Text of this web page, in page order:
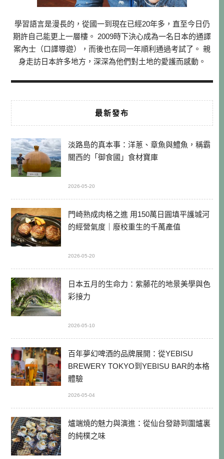
學習語言是漫長的，從國一到現在已經20年多，直至今日仍
期許自己能更上一層樓。 2009時下決心成為一名日本的通譯
案內士（口譯導遊），而後也在同一年順利通過考試了。 親
身走訪日本許多地方，深深為他們對土地的愛護而感動。
最新發布
淡路島的真本事：洋蔥、章魚與鱧魚，稱霸
關西的「御食國」食材寶庫
2026-05-20
門崎熟成肉格之進 用150萬日圓填平護城河
的經營氣度｜廢校重生的千萬產值
2026-05-20
日本五月的生命力：紫藤花的地景美學與色
彩接力
2026-05-10
百年夢幻啤酒的品牌展開：從YEBISU
BREWERY TOKYO到YEBISU BAR的本格
體驗
2026-05-04
爐端燒的魅力與演進：從仙台發跡到圍爐裏
的純樸之味